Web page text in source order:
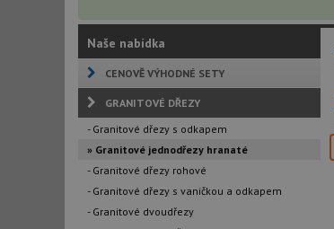
Naše nabídka
CENOVĚ VÝHODNÉ SETY
GRANITOVÉ DŘEZY
- Granitové dřezy s odkapem
» Granitové jednodřezy hranaté
- Granitové dřezy rohové
- Granitové dřezy s vaničkou a odkapem
- Granitové dvoudřezy